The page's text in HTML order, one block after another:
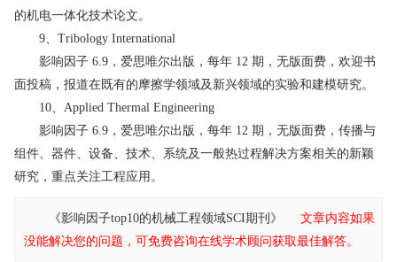
的机电一体化技术论文。
9、Tribology International
影响因子 6.9，爱思唯尔出版，每年 12 期，无版面费，欢迎书
面投稿，报道在既有的摩擦学领域及新兴领域的实验和建模研究。
10、Applied Thermal Engineering
影响因子 6.9，爱思唯尔出版，每年 12 期，无版面费，传播与
组件、器件、设备、技术、系统及一般热过程解决方案相关的新颖
研究，重点关注工程应用。
《影响因子top10的机械工程领域SCI期刊》
文章内容如果
没能解决您的问题，可免费咨询在线学术顾问获取最佳解答。